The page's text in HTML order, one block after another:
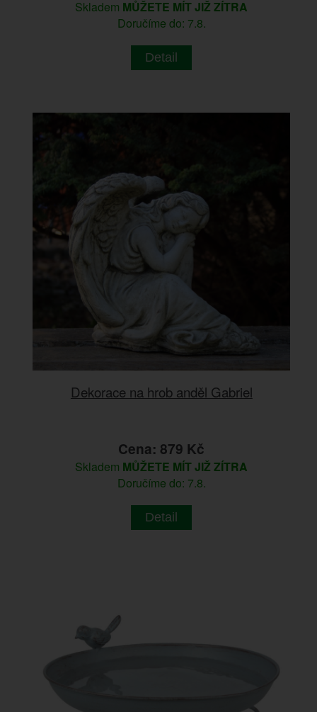
Skladem MŮŽETE MÍT JIŽ ZÍTRA
Doručíme do: 7.8.
Detail
Dekorace na hrob anděl Gabriel
Cena: 879 Kč
Skladem MŮŽETE MÍT JIŽ ZÍTRA
Doručíme do: 7.8.
Detail